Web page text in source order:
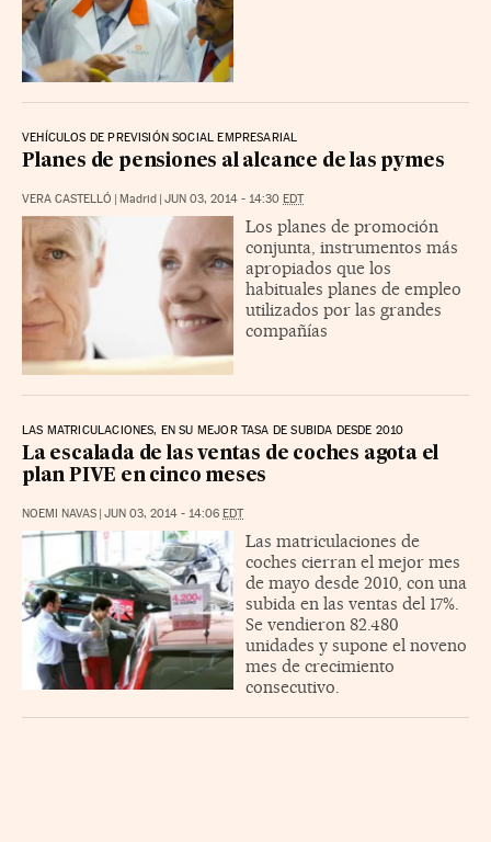
VEHÍCULOS DE PREVISIÓN SOCIAL EMPRESARIAL
Planes de pensiones al alcance de las pymes
VERA CASTELLÓ | Madrid | JUN 03, 2014 - 14:30 EDT
Los planes de promoción
conjunta, instrumentos más
apropiados que los
habituales planes de empleo
utilizados por las grandes
compañías
LAS MATRICULACIONES, EN SU MEJOR TASA DE SUBIDA DESDE 2010
La escalada de las ventas de coches agota el
plan PIVE en cinco meses
NOEMI NAVAS | JUN 03, 2014 - 14:06 EDT
Las matriculaciones de
coches cierran el mejor mes
de mayo desde 2010, con una
subida en las ventas del 17%.
Se vendieron 82.480
unidades y supone el noveno
mes de crecimiento
consecutivo.